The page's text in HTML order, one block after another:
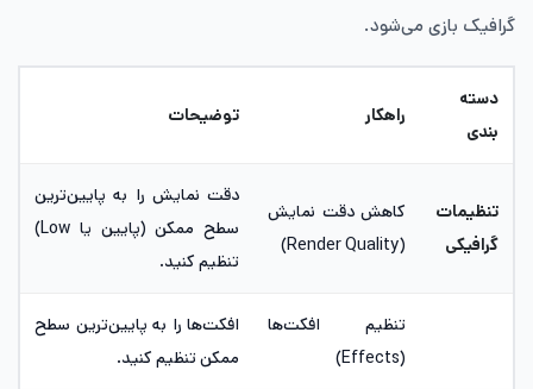
گرافیک بازی می‌شود.
دسته
بندی
راهکار توضیحات
تنظیمات
گرافیکی
کاهش دقت نمایش
(Render Quality)
دقت نمایش را به پایین‌ترین
سطح ممکن (پایین یا Low)
تنظیم کنید.
تنظیم افکت‌ها
(Effects)
افکت‌ها را به پایین‌ترین سطح
ممکن تنظیم کنید.